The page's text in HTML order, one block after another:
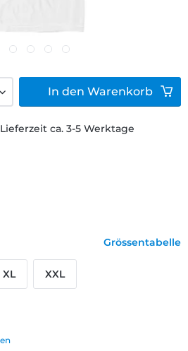
ca. 3-5 Werktage
Grössentabelle
XL XXL
In den Warenkorb